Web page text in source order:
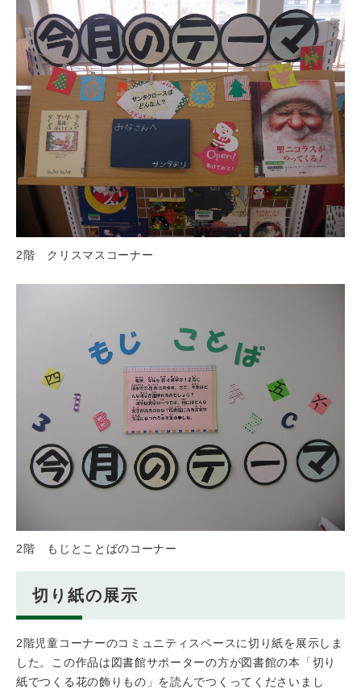
2階 クリスマスコーナー
2階 もじとことばのコーナー
切り紙の展示
2階児童コーナーのコミュニティスペースに切り紙を展示しま
した。この作品は図書館サポーターの方が図書館の本「切り
紙でつくる花の飾りもの」を読んでつくってくださいまし